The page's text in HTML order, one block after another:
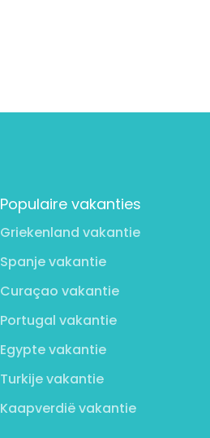
Populaire vakanties
Griekenland vakantie
Spanje vakantie
Curaçao vakantie
Portugal vakantie
Egypte vakantie
Turkije vakantie
Kaapverdië vakantie